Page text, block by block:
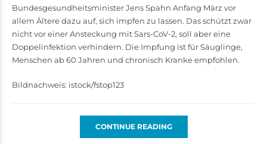
Bundesgesundheitsminister Jens Spahn Anfang März vor
allem Ältere dazu auf, sich impfen zu lassen. Das schützt zwar
nicht vor einer Ansteckung mit Sars-CoV-2, soll aber eine
Doppelinfektion verhindern. Die Impfung ist für Säuglinge,
Menschen ab 60 Jahren und chronisch Kranke empfohlen.
Bildnachweis: istock/fstop123
CONTINUE READING